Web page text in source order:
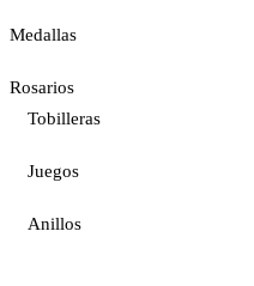
Medallas
Rosarios
Tobilleras
Juegos
Anillos